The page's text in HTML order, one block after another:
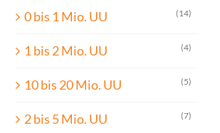
0 bis 1 Mio. UU (14)
1 bis 2 Mio. UU (4)
10 bis 20 Mio. UU (5)
2 bis 5 Mio. UU (7)